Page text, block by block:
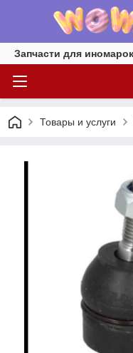
Запчасти для
Товары и услуги